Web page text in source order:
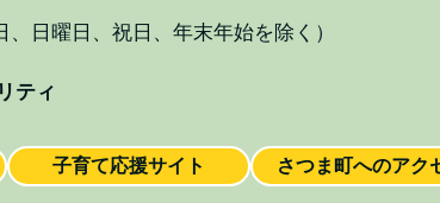
日曜日、祝日、年末年始を除く）
ティ
子育て応援サイト さつま町へのアク